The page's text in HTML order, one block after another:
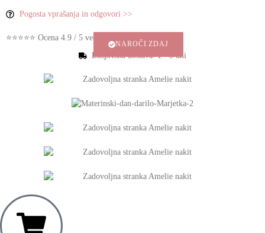
Pogosta vprašanja in odgovori >>
⭐⭐⭐⭐⭐ Ocena 4.9 / 5 več stotih zadovoljnih strank
NAROČI ZDAJ
Ekspresna dostava: 1 - 3 dni